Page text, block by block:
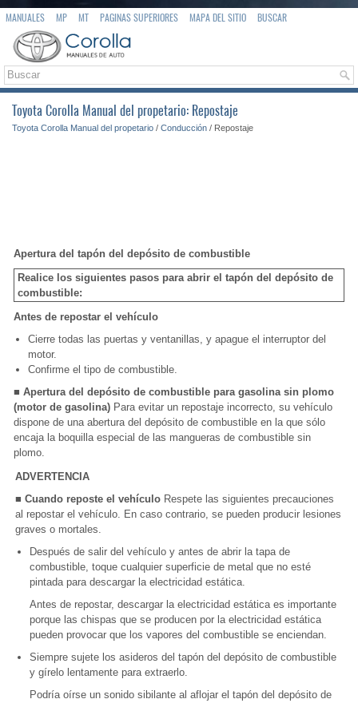
MANUALES MP MT PAGINAS SUPERIORES MAPA DEL SITIO BUSCAR
Toyota Corolla Manual del propetario: Repostaje
Toyota Corolla Manual del propetario / Conducción / Repostaje
Apertura del tapón del depósito de combustible
Realice los siguientes pasos para abrir el tapón del depósito de
combustible:
Antes de repostar el vehículo
Cierre todas las puertas y ventanillas, y apague el interruptor del
motor.
Confirme el tipo de combustible.
■ Apertura del depósito de combustible para gasolina sin plomo
(motor de gasolina) Para evitar un repostaje incorrecto, su vehículo
dispone de una abertura del depósito de combustible en la que sólo
encaja la boquilla especial de las mangueras de combustible sin
plomo.
ADVERTENCIA
■ Cuando reposte el vehículo Respete las siguientes precauciones
al repostar el vehículo. En caso contrario, se pueden producir lesiones
graves o mortales.
Después de salir del vehículo y antes de abrir la tapa de
combustible, toque cualquier superficie de metal que no esté
pintada para descargar la electricidad estática.
Antes de repostar, descargar la electricidad estática es importante
porque las chispas que se producen por la electricidad estática
pueden provocar que los vapores del combustible se enciendan.
Siempre sujete los asideros del tapón del depósito de combustible
y gírelo lentamente para extraerlo.
Podría oírse un sonido sibilante al aflojar el tapón del depósito de